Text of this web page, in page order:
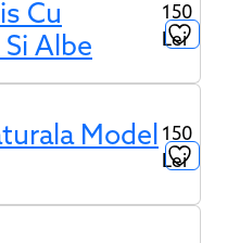
Cu
Albe
150
Lei
Model
150
Lei